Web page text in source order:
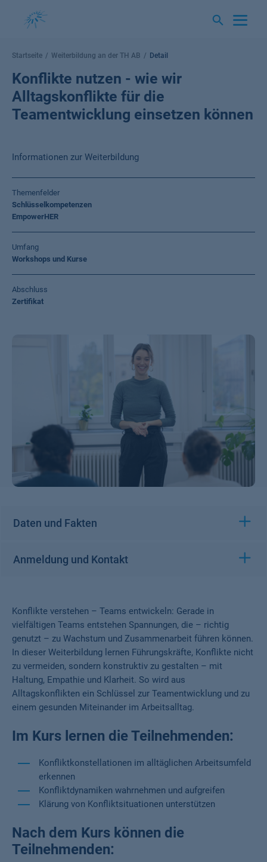
Startseite Weiterbildung an der TH AB Detail
Konflikte nutzen - wie wir
Alltagskonflikte für die
Teamentwicklung einsetzen können
Informationen zur Weiterbildung
Themenfelder
Schlüsselkompetenzen
EmpowerHER
Umfang
Workshops und Kurse
Abschluss
Zertifikat
Daten und Fakten
Anmeldung und Kontakt
Konflikte verstehen – Teams entwickeln: Gerade in
vielfältigen Teams entstehen Spannungen, die – richtig
genutzt – zu Wachstum und Zusammenarbeit führen können.
In dieser Weiterbildung lernen Führungskräfte, Konflikte nicht
zu vermeiden, sondern konstruktiv zu gestalten – mit
Haltung, Empathie und Klarheit. So wird aus
Alltagskonflikten ein Schlüssel zur Teamentwicklung und zu
einem gesunden Miteinander im Arbeitsalltag.
Im Kurs lernen die Teilnehmenden:
Konfliktkonstellationen im alltäglichen Arbeitsumfeld
erkennen
Konfliktdynamiken wahrnehmen und aufgreifen
Klärung von Konfliktsituationen unterstützen
Nach dem Kurs können die
Teilnehmenden: